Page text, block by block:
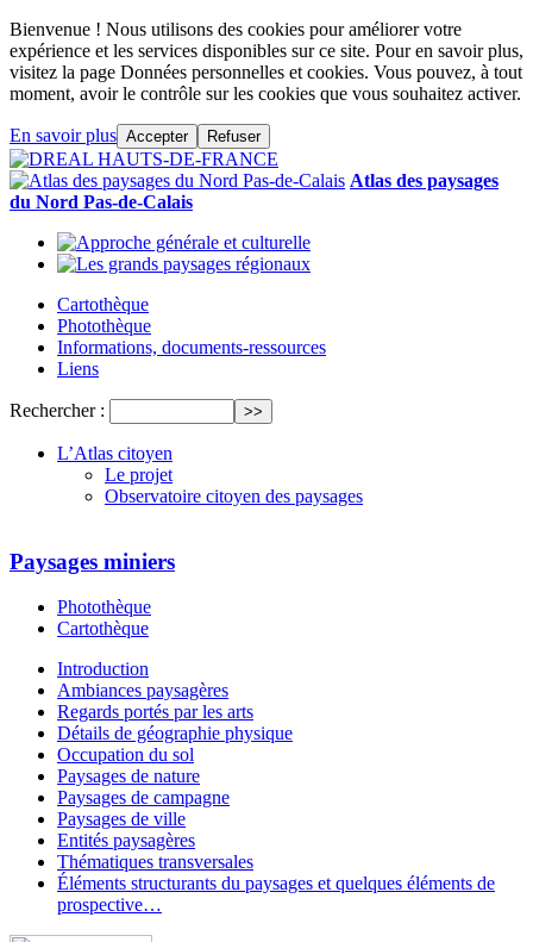
Bienvenue ! Nous utilisons des cookies pour améliorer votre
expérience et les services disponibles sur ce site. Pour en savoir plus,
visitez la page Données personnelles et cookies. Vous pouvez, à tout
moment, avoir le contrôle sur les cookies que vous souhaitez activer.
En savoir plus Accepter Refuser
Atlas des paysages
du Nord Pas-de-Calais
Cartothèque
Photothèque
Informations, documents-ressources
Liens
Rechercher :
L’Atlas citoyen
Le projet
Observatoire citoyen des paysages
Paysages miniers
Photothèque
Cartothèque
Introduction
Ambiances paysagères
Regards portés par les arts
Détails de géographie physique
Occupation du sol
Paysages de nature
Paysages de campagne
Paysages de ville
Entités paysagères
Thématiques transversales
Éléments structurants du paysages et quelques éléments de
prospective…